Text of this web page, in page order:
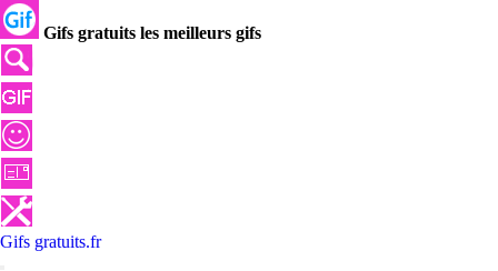
Gifs gratuits les meilleurs gifs
Gifs gratuits.fr